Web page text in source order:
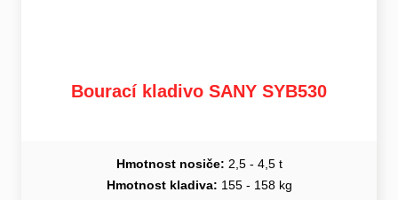
Bourací kladivo SANY SYB530
Hmotnost nosiče: 2,5 - 4,5 t
Hmotnost kladiva: 155 - 158 kg